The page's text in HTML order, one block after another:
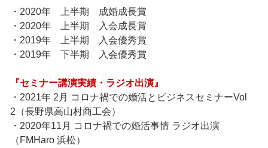
・2020年 上半期 成婚成長賞
・2020年 上半期 入会成長賞
・2019年 上半期 入会優秀賞
・2019年 下半期 入会優秀賞
『セミナー講演実績・ラジオ出演』
・2021年 2月 コロナ禍での婚活とビジネスセミナーVol
2（長野県高山村商工会）
・2020年11月 コロナ禍での婚活事情 ラジオ出演
（FMHaro 浜松）